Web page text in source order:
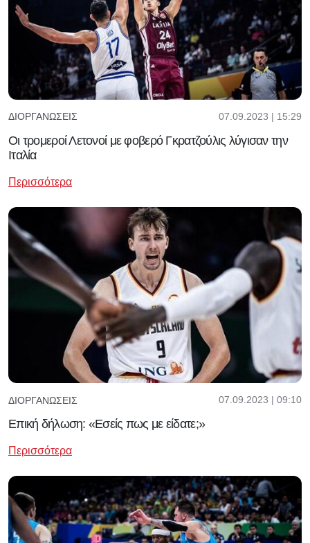
ΔΙΟΡΓΑΝΏΣΕΙΣ 07.09.2023 | 15:29
Οι τρομεροί Λετονοί με φοβερό Γκρατζούλις λύγισαν την
Ιταλία
Περισσότερα
ΔΙΟΡΓΑΝΏΣΕΙΣ 07.09.2023 | 09:10
Επική δήλωση: «Εσείς πως με είδατε;»
Περισσότερα